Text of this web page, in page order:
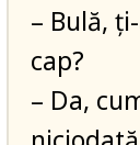
– Bulă,
cap?
– Da,